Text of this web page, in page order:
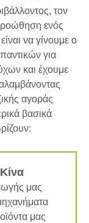
τον
ενός
να γίνουμε ο
για
και έχουμε
αγοράς
βασικά
μας
μας